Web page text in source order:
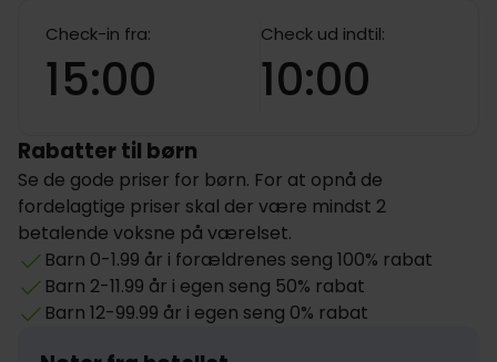
Check-in fra:
15:00
Check ud indtil:
10:00
Rabatter til børn
Se de gode priser for børn. For at opnå de
fordelagtige priser skal der være mindst 2
betalende voksne på værelset.
Barn 0-1.99 år i forældrenes seng 100% rabat
Barn 2-11.99 år i egen seng 50% rabat
Barn 12-99.99 år i egen seng 0% rabat